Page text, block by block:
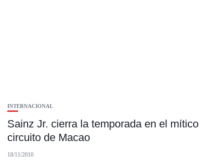
INTERNACIONAL
Sainz Jr. cierra la temporada en el mítico
circuito de Macao
18/11/2010